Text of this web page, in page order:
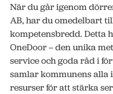
När du går igenom
AB, har du omedelbart
kompetensbredd. Detta
OneDoor – den unika
service och goda råd i
samlar kommunens alla
resurser för att stärka